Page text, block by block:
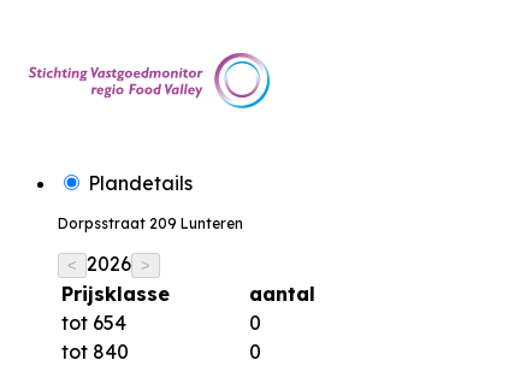
Plandetails
Dorpsstraat 209 Lunteren
< 2026 >
Prijsklasse
aantal
tot 654
0
tot 840
0